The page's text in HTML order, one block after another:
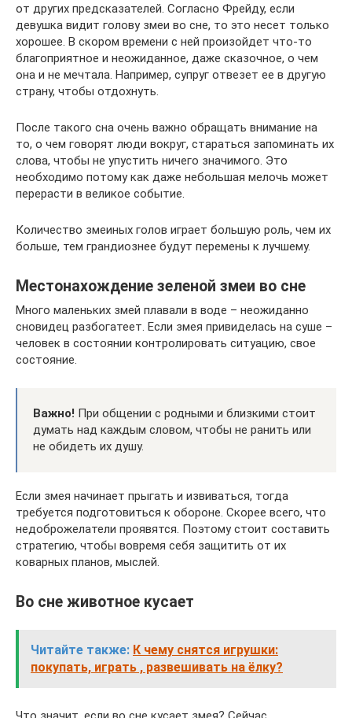
от других предсказателей. Согласно Фрейду, если
девушка видит голову змеи во сне, то это несет только
хорошее. В скором времени с ней произойдет что-то
благоприятное и неожиданное, даже сказочное, о чем
она и не мечтала. Например, супруг отвезет ее в другую
страну, чтобы отдохнуть.
После такого сна очень важно обращать внимание на
то, о чем говорят люди вокруг, стараться запоминать их
слова, чтобы не упустить ничего значимого. Это
необходимо потому как даже небольшая мелочь может
перерасти в великое событие.
Количество змеиных голов играет большую роль, чем их
больше, тем грандиознее будут перемены к лучшему.
Местонахождение зеленой змеи во сне
Много маленьких змей плавали в воде – неожиданно
сновидец разбогатеет. Если змея привиделась на суше –
человек в состоянии контролировать ситуацию, свое
состояние.
Важно! При общении с родными и близкими стоит
думать над каждым словом, чтобы не ранить или
не обидеть их душу.
Если змея начинает прыгать и извиваться, тогда
требуется подготовиться к обороне. Скорее всего, что
недоброжелатели проявятся. Поэтому стоит составить
стратегию, чтобы вовремя себя защитить от их
коварных планов, мыслей.
Во сне животное кусает
Читайте также: К чему снятся игрушки:
покупать, играть , развешивать на ёлку?